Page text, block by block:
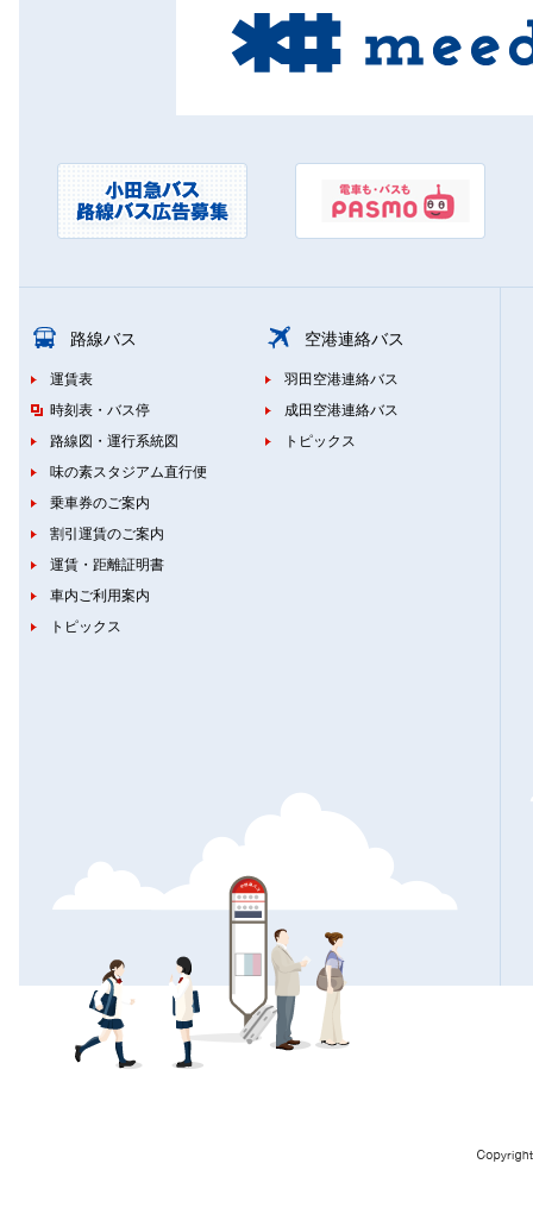
路線バス
運賃表
時刻表・バス停
路線図・運行系統図
味の素スタジアム直行便
乗車券のご案内
割引運賃のご案内
運賃・距離証明書
車内ご利用案内
トピックス
空港連絡バス
羽田空港連絡バス
成田空港連絡バス
トピックス